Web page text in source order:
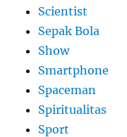
Scientist
Sepak Bola
Show
Smartphone
Spaceman
Spiritualitas
Sport